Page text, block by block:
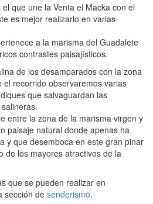
que une la Venta el Macka con el
es mejor realizarlo en varias
a la marisma del Guadalete
contrastes paisajísticos.
de los desamparados con la zona
recorrido observaremos varias
que salvaguardan las
entre la zona de la marisma virgen y
paisaje natural donde apenas ha
y que desemboca en este gran pinar
de los mayores atractivos de la
que se pueden realizar en
sección de senderismo.